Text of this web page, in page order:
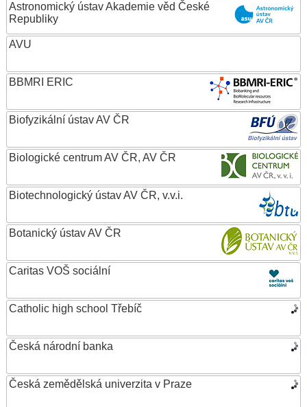
Astronomický ústav Akademie věd České
Republiky
AVU
BBMRI ERIC
Biofyzikální ústav AV ČR
Biologické centrum AV ČR, AV ČR
Biotechnologický ústav AV ČR, v.v.i.
Botanický ústav AV ČR
Caritas VOŠ sociální
Catholic high school Třebíč
Česká národní banka
Česká zemědělská univerzita v Praze